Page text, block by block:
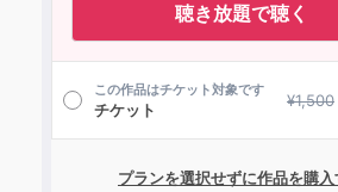
聴き放題で聴く
この作品はチケット対象です
チケット ¥1,500
プランを選択せずに作品を購入